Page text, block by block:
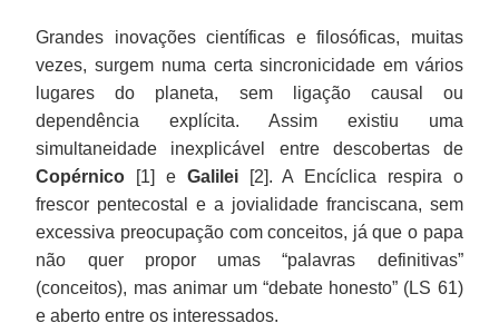
Grandes inovações científicas e filosóficas, muitas
vezes, surgem numa certa sincronicidade em vários
lugares do planeta, sem ligação causal ou
dependência explícita. Assim existiu uma
simultaneidade inexplicável entre descobertas de
Copérnico [1] e Galilei[2]. A Encíclica respira o
frescor pentecostal e a jovialidade franciscana, sem
excessiva preocupação com conceitos, já que o papa
não quer propor umas “palavras definitivas”
(conceitos), mas animar um “debate honesto” (LS 61)
e aberto entre os interessados.